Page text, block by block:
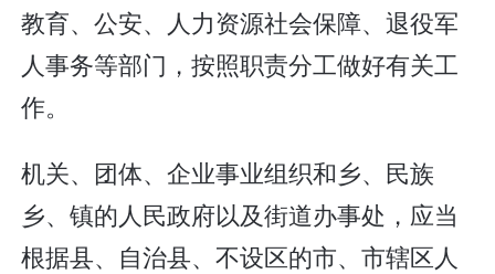
教育、公安、人力资源社会保障、退役军
人事务等部门，按照职责分工做好有关工
作。
机关、团体、企业事业组织和乡、民族
乡、镇的人民政府以及街道办事处，应当
根据县、自治县、不设区的市、市辖区人